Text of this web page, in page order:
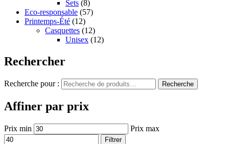
Sets (8)
Eco-responsable (57)
Printemps-Été (12)
Casquettes (12)
Unisex (12)
Rechercher
Recherche pour : Recherche
Affiner par prix
Prix min Prix max
Filtrer